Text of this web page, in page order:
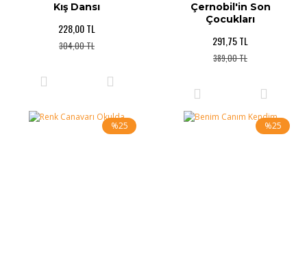
Kış Dansı
228,00 TL
304,00 TL
Çernobil'in Son
Çocukları
291,75 TL
389,00 TL
%25 %25